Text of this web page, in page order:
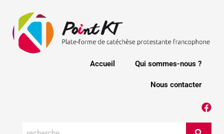
Accueil Qui sommes-nous ?
Nous contacter